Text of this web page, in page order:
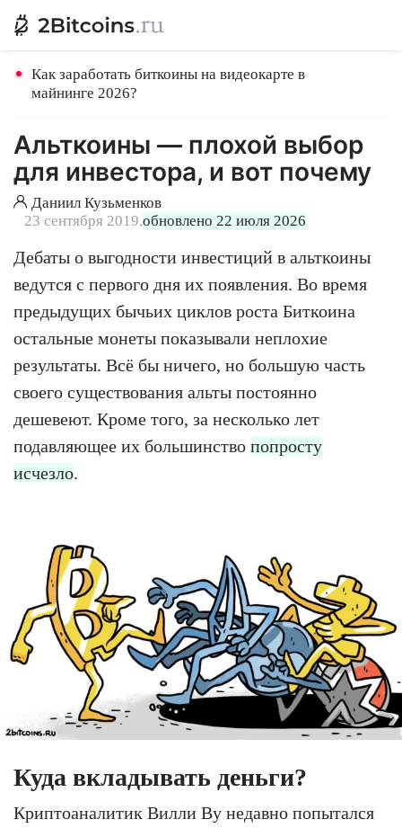
Как заработать биткоины на видеокарте в
майнинге 2026?
Альткоины — плохой выбор
для инвестора, и вот почему
Даниил Кузьменков
23 сентября 2019,обновлено 22 июля 2026
Дебаты о выгодности инвестиций в альткоины
ведутся с первого дня их появления. Во время
предыдущих бычьих циклов роста Биткоина
остальные монеты показывали неплохие
результаты. Всё бы ничего, но большую часть
своего существования альты постоянно
дешевеют. Кроме того, за несколько лет
подавляющее их большинство попросту
исчезло.
Куда вкладывать деньги?
Криптоаналитик Вилли Ву недавно попытался